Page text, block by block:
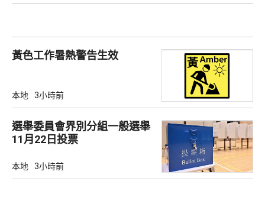
黃色工作暑熱警告生效
本地 3小時前
選舉委員會界別分組一般選舉
11月22日投票
本地 3小時前